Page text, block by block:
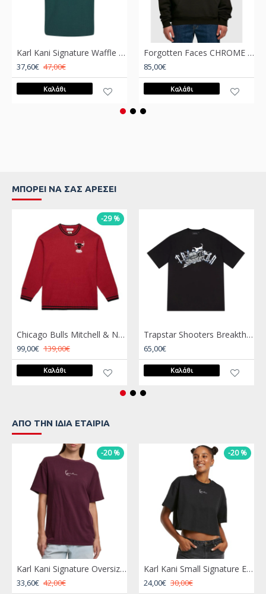
Karl Kani Signature Waffle T-Shirt Πράσινο
37,60€ 47,00€
Καλάθι
Forgotten Faces CHROME WINGS ULTRA HEAVY OVERSIZED Hoodie Μαύρο
85,00€
Καλάθι
ΜΠΟΡΕΊ ΝΑ ΣΑΣ ΑΡΈΣΕΙ
-29 %
Chicago Bulls Mitchell & Ness Throw It Back Vintage Sweater
99,00€ 139,00€
Καλάθι
Trapstar Shooters Breakthrough Tee Black Μαύρο
65,00€
Καλάθι
ΑΠΌ ΤΗΝ ΊΔΙΑ ΕΤΑΙΡΊΑ
-20 %
Karl Kani Signature Oversized T-Shirt Μπορντώ
33,60€ 42,00€
-20 %
Karl Kani Small Signature Essential Crop Tee Μαύρο
24,00€ 30,00€